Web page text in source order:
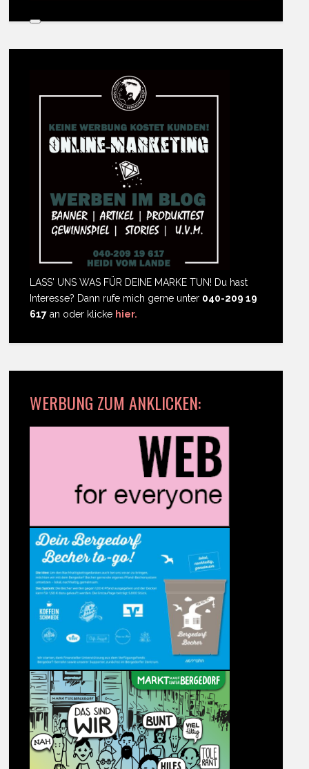
LASS' UNS WAS FÜR DEINE MARKE TUN! Du hast
Interesse? Dann rufe mich gerne unter 040-209 19
617 an oder klicke hier.
WERBUNG ZUM ANKLICKEN: